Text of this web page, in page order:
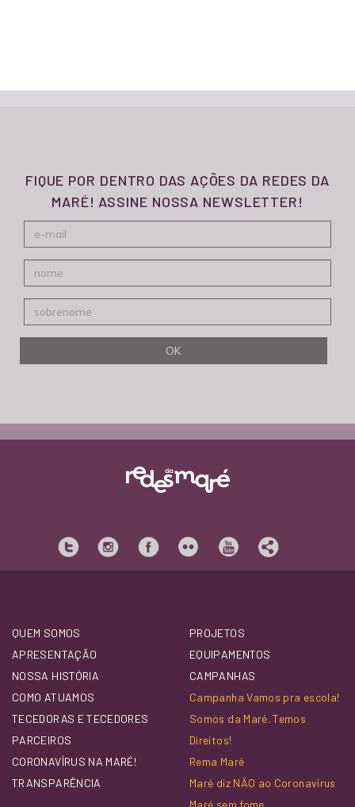
FIQUE POR DENTRO DAS AÇÕES DA REDES DA
MARÉ! ASSINE NOSSA NEWSLETTER!
QUEM SOMOS
APRESENTAÇÃO
NOSSA HISTÓRIA
COMO ATUAMOS
TECEDORAS E TECEDORES
PARCEIROS
CORONAVÍRUS NA MARÉ!
TRANSPARÊNCIA
PROJETOS
EQUIPAMENTOS
CAMPANHAS
Campanha Vamos pra escola!
Somos da Maré. Temos
Direitos!
Rema Maré
Maré diz NÃO ao Coronavírus
Maré sem fome